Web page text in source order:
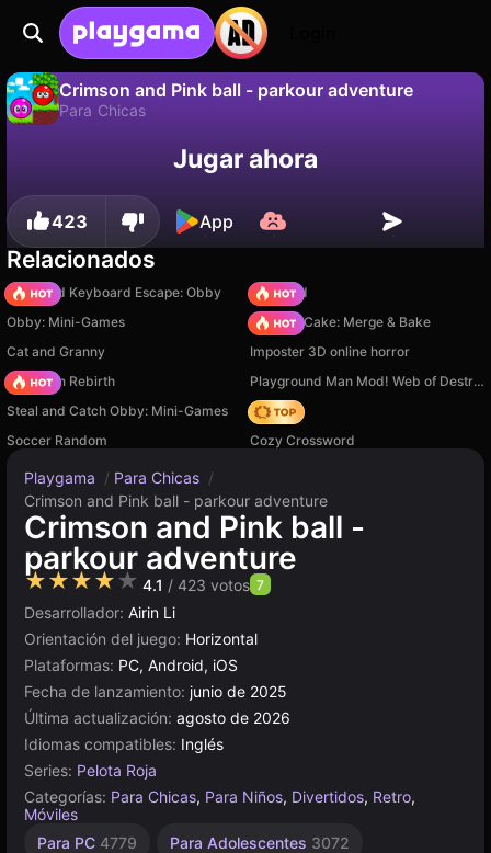
Crimson and Pink ball - parkour adventure
Para Chicas
¡Guarda el progreso!Jugar ahora
423 App
Relacionados
+1 Speed Keyboard Escape: Obby
TB World
Obby: Mini-Games
Piece of Cake: Merge & Bake
Cat and Granny
Imposter 3D online horror
Stickman Rebirth
Playground Man Mod! Web of Destruction!
Steal and Catch Obby: Mini-Games
Hedgies
Soccer Random
Cozy Crossword
Playgama / Para Chicas /
Crimson and Pink ball - parkour adventure
Crimson and Pink ball -
parkour adventure
★★★★★ 4.1 / 423 votos 7
Desarrollador: Airin Li
Orientación del juego: Horizontal
Plataformas: PC, Android, iOS
Fecha de lanzamiento: junio de 2025
Última actualización: agosto de 2026
Idiomas compatibles: Inglés
Series: Pelota Roja
Categorías: Para Chicas, Para Niños, Divertidos, Retro,
Móviles
Para PC 4779 Para Adolescentes 3072
Indie
Alta
Para
Browser
Construct